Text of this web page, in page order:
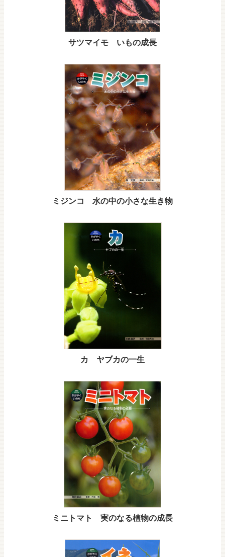
サツマイモ いもの成長
ミジンコ 水の中の小さな生き物
カ ヤブカの一生
ミニトマト 実のなる植物の成長